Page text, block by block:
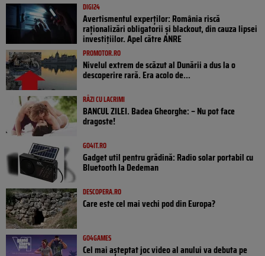
DIGI24
Avertismentul experților: România riscă
raționalizări obligatorii și blackout, din cauza lipsei
investițiilor. Apel către ANRE
PROMOTOR.RO
Nivelul extrem de scăzut al Dunării a dus la o
descoperire rară. Era acolo de...
RÂZI CU LACRIMI
BANCUL ZILEI. Badea Gheorghe: – Nu pot face
dragoste!
GO4IT.RO
Gadget util pentru grădină: Radio solar portabil cu
Bluetooth la Dedeman
DESCOPERA.RO
Care este cel mai vechi pod din Europa?
GO4GAMES
Cel mai așteptat joc video al anului va debuta pe